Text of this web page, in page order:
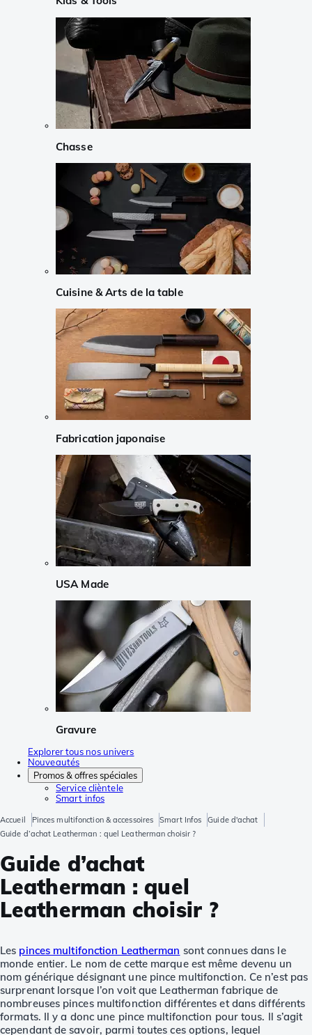
Chasse
Cuisine & Arts de la table
Fabrication japonaise
USA Made
Gravure
Explorer tous nos univers
Nouveautés
Promos & offres spéciales
Service clièntele
Smart infos
Accueil Pinces multifonction & accessoires Smart Infos
Guide d'achat
Guide d’achat Leatherman : quel Leatherman choisir ?
Guide d’achat
Leatherman : quel
Leatherman choisir ?
Les pinces multifonction Leatherman sont connues dans le
monde entier. Le nom de cette marque est même devenu un
nom générique désignant une pince multifonction. Ce n’est pas
surprenant lorsque l’on voit que Leatherman fabrique de
nombreuses pinces multifonction différentes et dans différents
formats. Il y a donc une pince multifonction pour tous. Il s’agit
cependant de savoir, parmi toutes ces options, lequel